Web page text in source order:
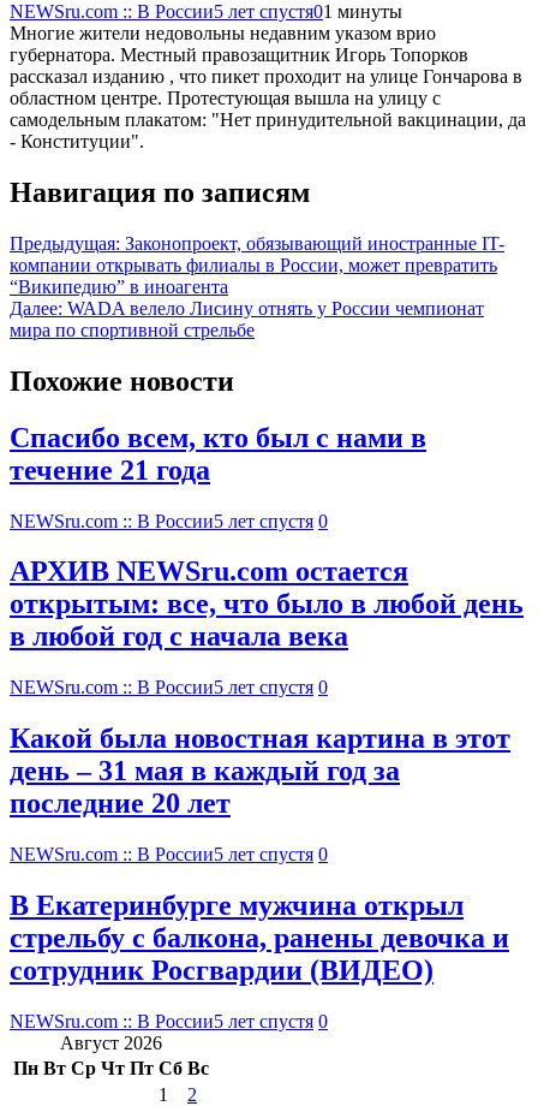
NEWSru.com :: В России5 лет спустя01 минуты
Многие жители недовольны недавним указом врио
губернатора. Местный правозащитник Игорь Топорков
рассказал изданию , что пикет проходит на улице Гончарова в
областном центре. Протестующая вышла на улицу с
самодельным плакатом: "Нет принудительной вакцинации, да
- Конституции".
Навигация по записям
Предыдущая: Законопроект, обязывающий иностранные IT-
компании открывать филиалы в России, может превратить
“Википедию” в иноагента
Далее: WADA велело Лисину отнять у России чемпионат
мира по спортивной стрельбе
Похожие новости
Спасибо всем, кто был с нами в
течение 21 года
NEWSru.com :: В России5 лет спустя 0
АРХИВ NEWSru.com остается
открытым: все, что было в любой день
в любой год с начала века
NEWSru.com :: В России5 лет спустя 0
Какой была новостная картина в этот
день – 31 мая в каждый год за
последние 20 лет
NEWSru.com :: В России5 лет спустя 0
В Екатеринбурге мужчина открыл
стрельбу с балкона, ранены девочка и
сотрудник Росгвардии (ВИДЕО)
NEWSru.com :: В России5 лет спустя 0
Август 2026
Пн Вт Ср Чт Пт Сб Вс
1
2